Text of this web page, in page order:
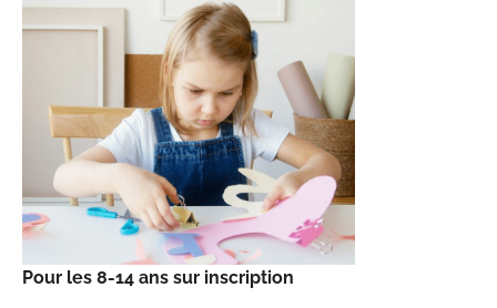
Pour les 8-14 ans sur inscription